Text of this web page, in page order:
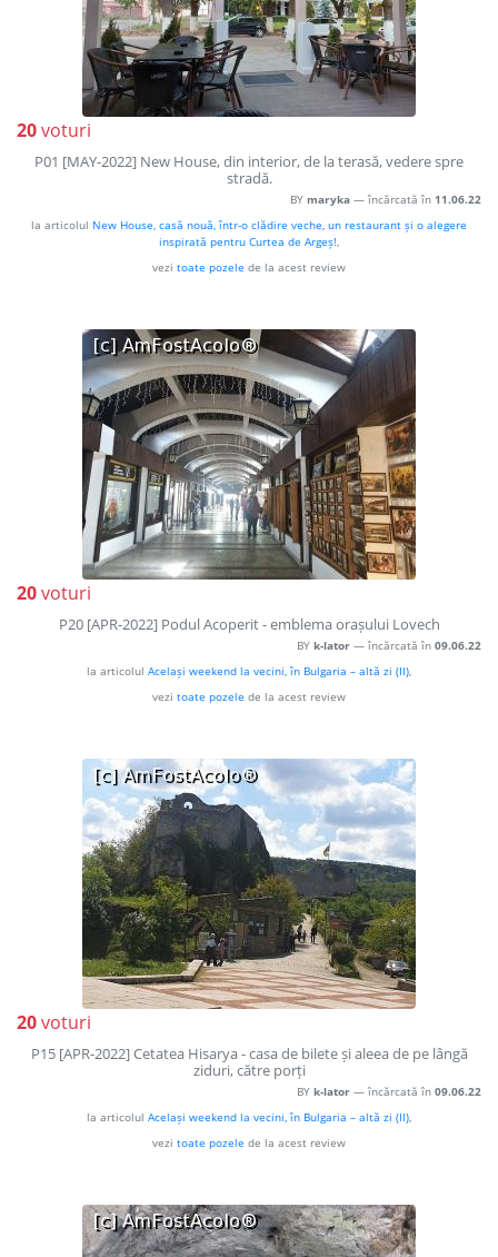
20voturi
P01 [MAY-2022] New House, din interior, de la terasă, vedere spre
stradă.
BY maryka — încărcată în 11.06.22
la articolul New House, casă nouă, într-o clădire veche, un restaurant și o alegere
inspirată pentru Curtea de Argeș!,
vezi toate pozele de la acest review
20voturi
P20 [APR-2022] Podul Acoperit - emblema orașului Lovech
BY k-lator — încărcată în 09.06.22
la articolul Același weekend la vecini, în Bulgaria – altă zi (II),
vezi toate pozele de la acest review
20voturi
P15 [APR-2022] Cetatea Hisarya - casa de bilete și aleea de pe lângă
ziduri, către porți
BY k-lator — încărcată în 09.06.22
la articolul Același weekend la vecini, în Bulgaria – altă zi (II),
vezi toate pozele de la acest review